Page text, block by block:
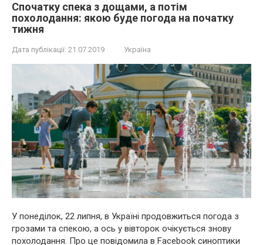
Спочатку спека з дощами, а потім
похолодання: якою буде погода на початку
тижня
Дата публікації: 21.07.2019 Україна
У понеділок, 22 липня, в Україні продовжиться погода з
грозами та спекою, а ось у вівторок очікується знову
похолодання. Про це повідомила в Facebook синоптики